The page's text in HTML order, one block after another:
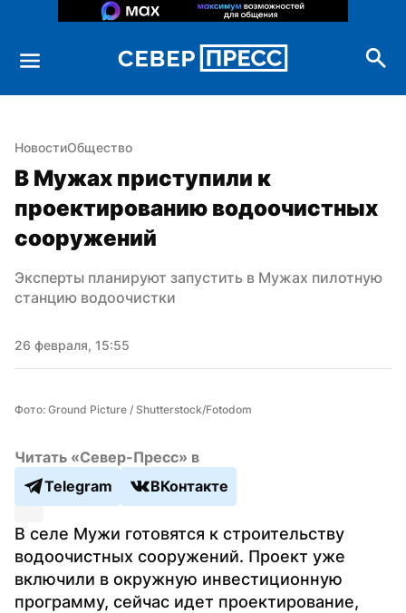
НовостиОбщество
В Мужах приступили к
проектированию водоочистных
сооружений
Эксперты планируют запустить в Мужах пилотную
станцию водоочистки
26 февраля, 15:55
Фото: Ground Picture / Shutterstock/Fotodom
Читать «Север-Пресс» в
Telegram
ВКонтакте
В селе Мужи готовятся к строительству
водоочистных сооружений. Проект уже
включили в окружную инвестиционную
программу, сейчас идет проектирование,